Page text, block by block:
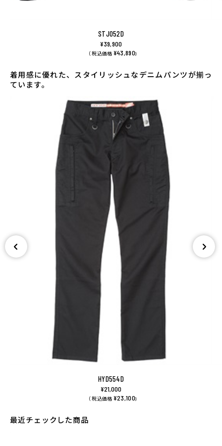
STJ052D
¥39,900
（ 税込価格 ¥43,890)
着用感に優れた、スタイリッシュなデニムパンツが揃っ
ています。
HYD554D
¥21,000
（ 税込価格 ¥23,100)
最近チェックした商品